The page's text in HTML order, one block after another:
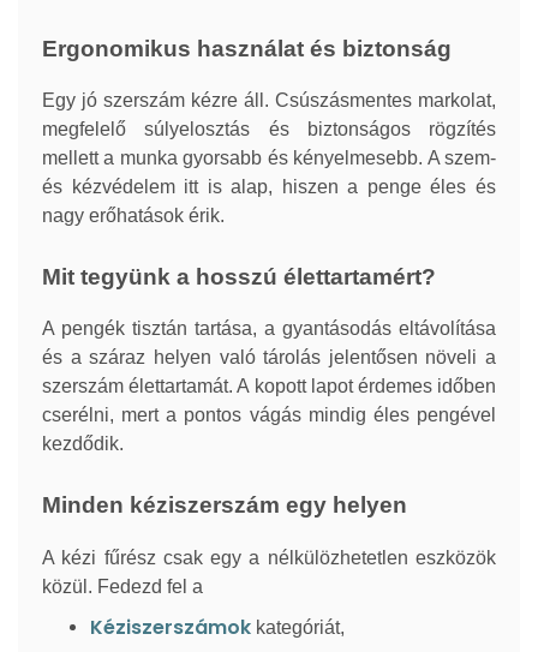
Ergonomikus használat és biztonság
Egy jó szerszám kézre áll. Csúszásmentes markolat,
megfelelő súlyelosztás és biztonságos rögzítés
mellett a munka gyorsabb és kényelmesebb. A szem-
és kézvédelem itt is alap, hiszen a penge éles és
nagy erőhatások érik.
Mit tegyünk a hosszú élettartamért?
A pengék tisztán tartása, a gyantásodás eltávolítása
és a száraz helyen való tárolás jelentősen növeli a
szerszám élettartamát. A kopott lapot érdemes időben
cserélni, mert a pontos vágás mindig éles pengével
kezdődik.
Minden kéziszerszám egy helyen
A kézi fűrész csak egy a nélkülözhetetlen eszközök
közül. Fedezd fel a
Kéziszerszámok kategóriát,